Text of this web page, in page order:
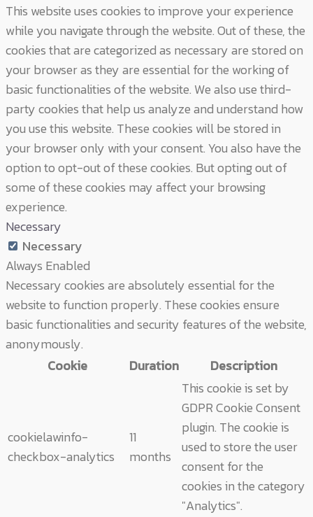
This website uses cookies to improve your experience
while you navigate through the website. Out of these, the
cookies that are categorized as necessary are stored on
your browser as they are essential for the working of
basic functionalities of the website. We also use third-
party cookies that help us analyze and understand how
you use this website. These cookies will be stored in
your browser only with your consent. You also have the
option to opt-out of these cookies. But opting out of
some of these cookies may affect your browsing
experience.
Necessary
Necessary
Always Enabled
Necessary cookies are absolutely essential for the
website to function properly. These cookies ensure
basic functionalities and security features of the website,
anonymously.
Cookie
Duration Description
cookielawinfo-
checkbox-analytics
11
months
This cookie is set by
GDPR Cookie Consent
plugin. The cookie is
used to store the user
consent for the
cookies in the category
"Analytics".